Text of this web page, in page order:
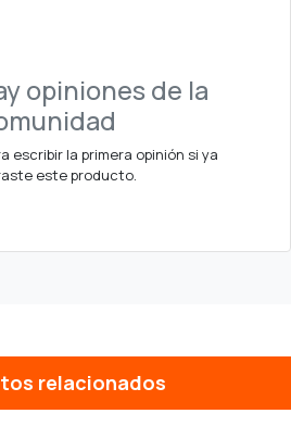
opiniones de la
escribir la primera opinión si ya
este producto.
relacionados